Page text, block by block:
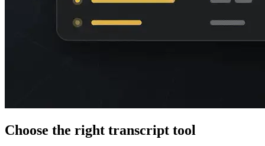
Choose the right transcript tool